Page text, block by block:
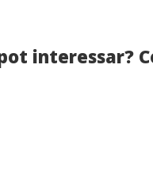
interessar?